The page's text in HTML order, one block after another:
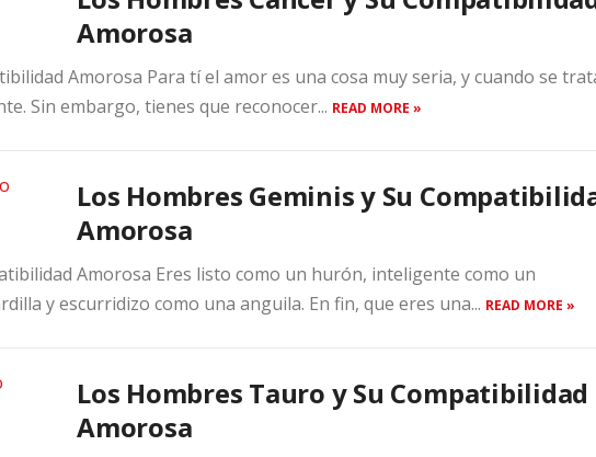
Amorosa
Amorosa Para tí el amor es una cosa muy seria, y cuando se
Sin embargo, tienes que reconocer... READ MORE »
Los Hombres Geminis y Su
Amorosa
Amorosa Eres listo como un hurón, inteligente como un
y escurridizo como una anguila. En fin, que eres una... READ MORE »
Los Hombres Tauro y Su Compatibilidad
Amorosa